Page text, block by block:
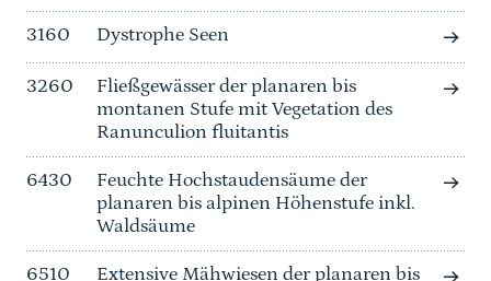
3160 Dystrophe Seen
3260
Fließgewässer der planaren bis
montanen Stufe mit Vegetation des
Ranunculion fluitantis
6430
Feuchte Hochstaudensäume der
planaren bis alpinen Höhenstufe inkl.
Waldsäume
6510
Extensive Mähwiesen der planaren bis